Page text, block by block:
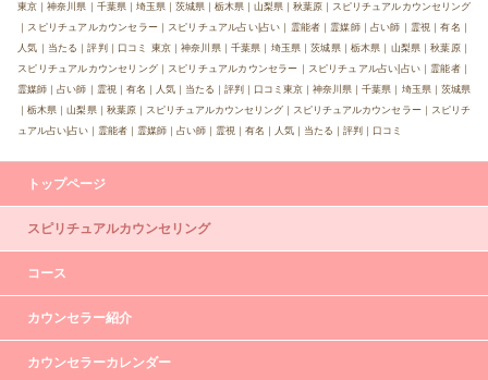
東京｜神奈川県｜千葉県｜埼玉県｜茨城県｜栃木県｜山梨県｜秋葉原｜スピリチュアルカウンセリング
｜スピリチュアルカウンセラー｜スピリチュアル占い|占い｜霊能者｜霊媒師｜占い師｜霊視｜有名｜
人気｜当たる｜評判｜口コミ 東京｜神奈川県｜千葉県｜埼玉県｜茨城県｜栃木県｜山梨県｜秋葉原｜
スピリチュアルカウンセリング｜スピリチュアルカウンセラー｜スピリチュアル占い|占い｜霊能者｜
霊媒師｜占い師｜霊視｜有名｜人気｜当たる｜評判｜口コミ東京｜神奈川県｜千葉県｜埼玉県｜茨城県
｜栃木県｜山梨県｜秋葉原｜スピリチュアルカウンセリング｜スピリチュアルカウンセラー｜スピリチ
ュアル占い|占い｜霊能者｜霊媒師｜占い師｜霊視｜有名｜人気｜当たる｜評判｜口コミ
トップページ
スピリチュアルカウンセリング
コース
カウンセラー紹介
カウンセラーカレンダー